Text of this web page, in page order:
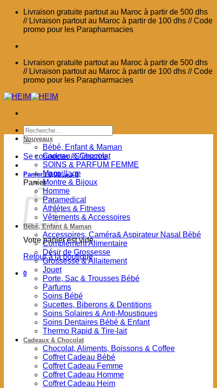
Passer
contenu
Livraison gratuite partout au Maroc à partir de 500 dhs
// Livraison partout au Maroc à partir de 100 dhs // Code
promo pour les Parapharmacies
Livraison gratuite partout au Maroc à partir de 500 dhs
// Livraison partout au Maroc à partir de 100 dhs // Code
promo pour les Parapharmacies
Recherche
pour :
Se connecter / S’inscrire
Panier / د.م.0,00 0
Panier
Votre panier est vide.
Retour à la boutique
0
Nouveaux
Bébé, Enfant & Maman
Cadeau & Chocolat
SOINS & PARFUM FEMME
Maquillage
Montre & Bijoux
Homme
Paramedical
Athlètes & Fitness
Vêtements & Accessoires
Bébé, Enfant & Maman
Accessoires, Caméra& Aspirateur Nasal Bébé
Complément Alimentaire
Désir de Grossesse
Grossesse & Allaitement
Jouet
Porte, Sac & Trousses Bébé
Parfums
Soins Bébé
Sucettes, Biberons & Dentitions
Soins Solaires & Anti-Moustiques
Soins Dentaires Bébé & Enfant
Thermo Rapid & Tire-lait
Cadeaux & Chocolat
Chocolat, Aliments, Boissons & Coffee
Coffret Cadeau Bébé
Coffret Cadeau Femme
Coffret Cadeau Homme
Coffret Cadeau Heim